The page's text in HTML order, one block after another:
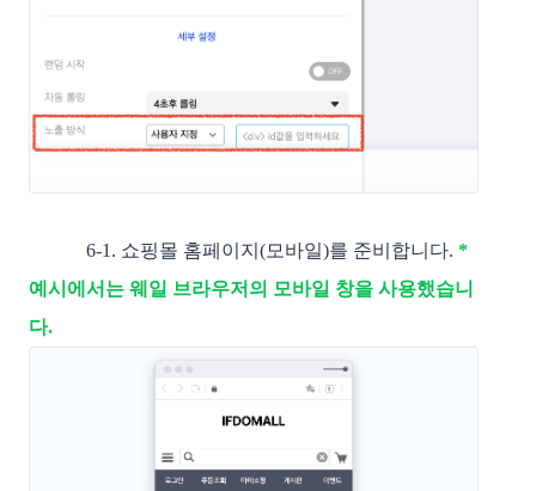
6-1. 쇼핑몰 홈페이지(모바일)를 준비합니다. *
예시에서는 웨일 브라우저의 모바일 창을 사용했습니
다.